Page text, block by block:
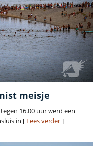
meisje
16.00 uur werd een
in [ Lees verder]